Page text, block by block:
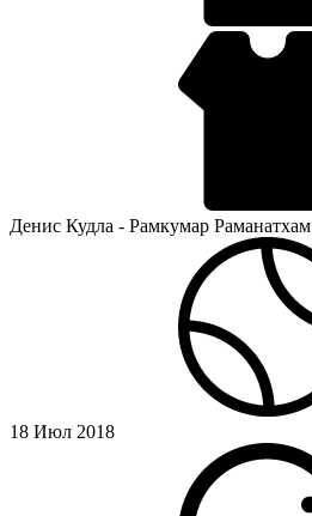
Денис Кудла - Рамкумар Раманатхам
18 Июл 2018